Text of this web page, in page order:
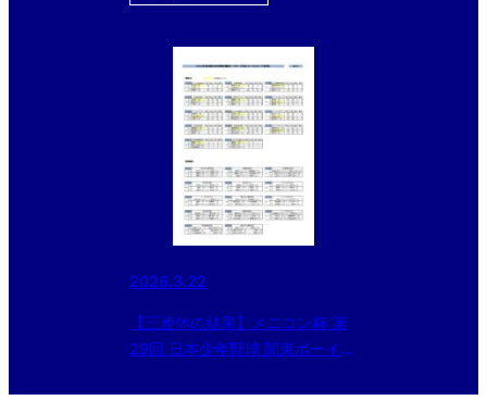
2026.3.22
【三連休の結果】メニコン杯 第
29回 日本少年野球 関東ボーイズ